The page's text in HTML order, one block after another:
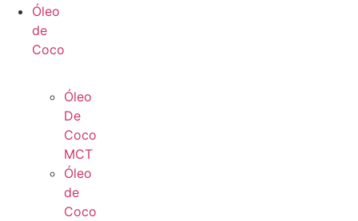
Óleo
de
Coco
Óleo
De
Coco
MCT
Óleo
de
Coco